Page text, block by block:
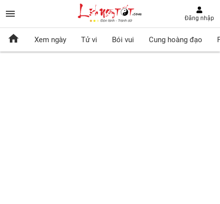
Đăng nhập
Xem ngày Tử vi Bói vui Cung hoàng đạo